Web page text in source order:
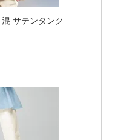
混 サテンタンク